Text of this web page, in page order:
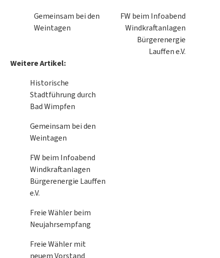
Gemeinsam bei den
Weintagen
FW beim Infoabend
Windkraftanlagen
Bürgerenergie
Lauffen e.V.
Weitere Artikel:
Historische
Stadtführung durch
Bad Wimpfen
Gemeinsam bei den
Weintagen
FW beim Infoabend
Windkraftanlagen
Bürgerenergie Lauffen
e.V.
Freie Wähler beim
Neujahrsempfang
Freie Wähler mit
neuem Vorstand